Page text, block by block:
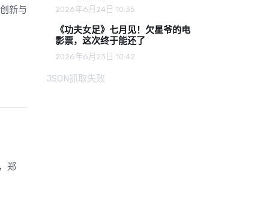
新与
郑
2026年6月24日 10:35
《功夫女足》七月见！欠星爷的电
影票，这次终于能还了
2026年6月23日 10:42
JSON抓取失败